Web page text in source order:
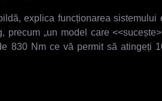
explica funcționarea
precum „un model care
830 Nm ce vă permit să atingeți